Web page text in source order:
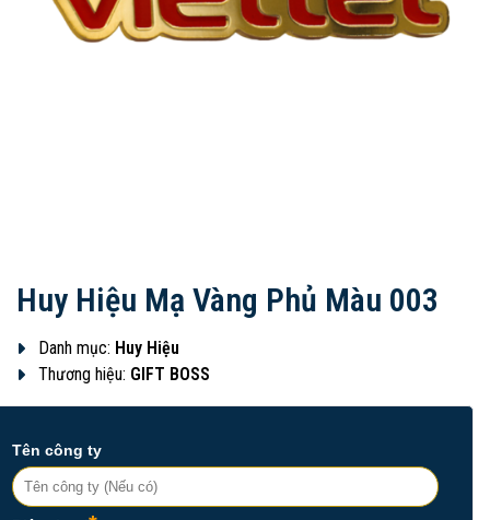
Huy Hiệu Mạ Vàng Phủ Màu 003
Danh mục: Huy Hiệu
Thương hiệu: GIFT BOSS